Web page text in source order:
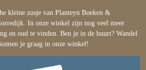
kleine zusje van Planteyn Boeken &
In onze winkel zijn nog veel meer
en oud te vinden. Ben je in de buurt? Wandel
je graag in onze winkel!